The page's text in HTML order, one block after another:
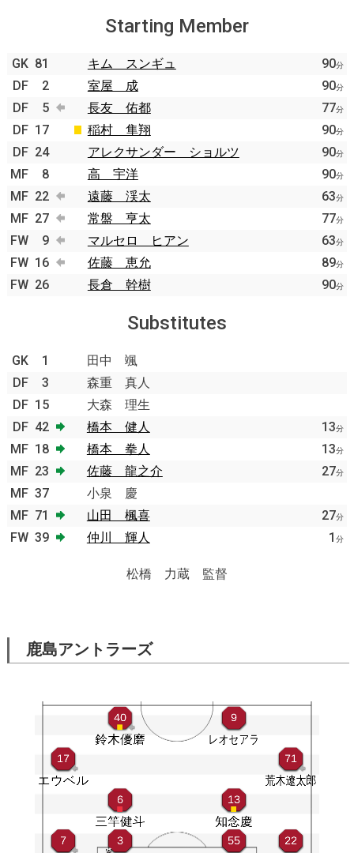
Starting Member
GK 81 キム スンギュ 90分
DF 2 室屋 成 90分
DF 5 長友 佑都 77分
DF 17 稲村 隼翔 90分
DF 24 アレクサンダー ショルツ 90分
MF 8 高 宇洋 90分
MF 22 遠藤 渓太 63分
MF 27 常盤 亨太 77分
FW 9 マルセロ ヒアン 63分
FW 16 佐藤 恵允 89分
FW 26 長倉 幹樹 90分
Substitutes
GK 1
田中 颯
DF
3
森重 真人
DF 15
大森 理生
DF 42 橋本 健人 13分
MF 18 橋本 拳人 13分
MF 23 佐藤 龍之介 27分
MF 37
小泉 慶
MF 71 山田 楓喜 27分
FW 39 仲川 輝人 1 分
松橋 力蔵 監督
鹿島アントラーズ